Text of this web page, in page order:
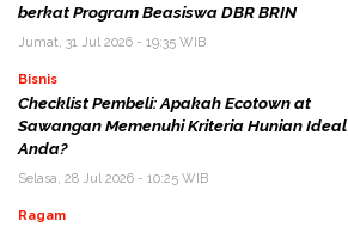
berkat Program Beasiswa DBR BRIN
Jumat, 31 Jul 2026 - 19:35 WIB
Bisnis
Checklist Pembeli: Apakah Ecotown at
Sawangan Memenuhi Kriteria Hunian Ideal
Anda?
Selasa, 28 Jul 2026 - 10:25 WIB
Ragam